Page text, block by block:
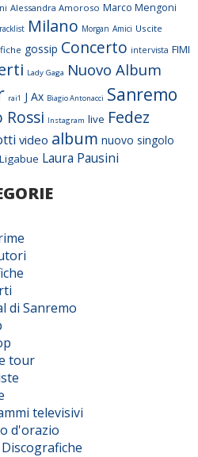
Alessandra Amoroso Marco Mengoni
Milano Morgan Amici Uscite
gossip Concerto intervista FIMI
Lady Gaga Nuovo Album
rai1 J Ax Biagio Antonacci Sanremo
Rossi Instagram live Fedez
video album nuovo singolo
Ligabue Laura Pausini
di Sanremo
tour
televisivi
d'orazio